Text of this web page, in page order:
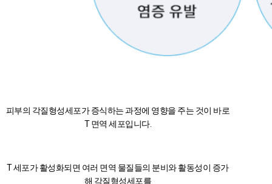
피부의 각질형성세포가 증식하는 과정에 영향을 주는 것이 바로
T 면역 세포입니다.
T 세포가 활성화되면 여러 면역 물질들의 분비와 활동성이 증가
해 각질형성세포를